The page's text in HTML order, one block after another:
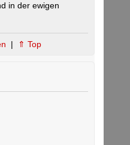
in der ewigen
| ⇑ Top